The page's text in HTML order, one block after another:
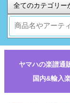
ヤマハの楽譜通
国内&輸入